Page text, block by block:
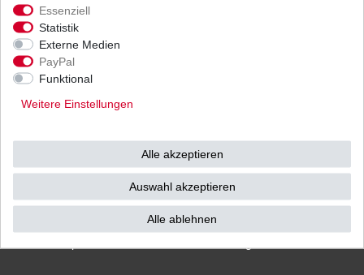
Ab einem Warenwert von
vereinbaren!
)
Essenziell
Statistik
Externe Medien
PayPal
Funktional
Weitere Einstellungen
Alle akzeptieren
Auswahl akzeptieren
Alle ablehnen